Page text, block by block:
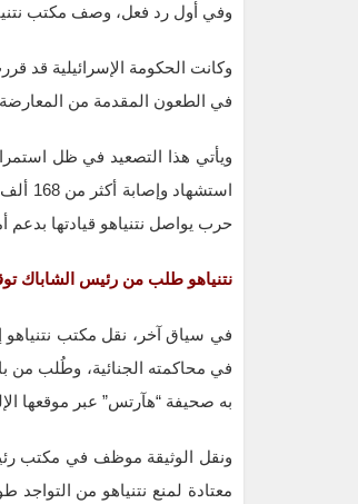
وفي أول رد فعل، وصف مكتب
في الطعون المقدمة من
حرب يواصل نتنياهو قيادتها بدعم
نتنياهو طلب من رئيس الشاباك
في سياق آخر، نقل مكتب نتنياهو
في محاكمته الجنائية، وطُلب من
به صحيفة “هآرتس” عبر موقعها
ونقل الوثيقة موظف في مكتب
معتادة لمنع نتنياهو من